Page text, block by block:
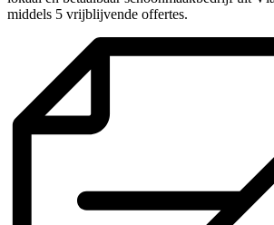
middels 5 vrijblijvende offertes.